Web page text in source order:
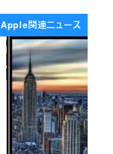
Apple関連ニュース